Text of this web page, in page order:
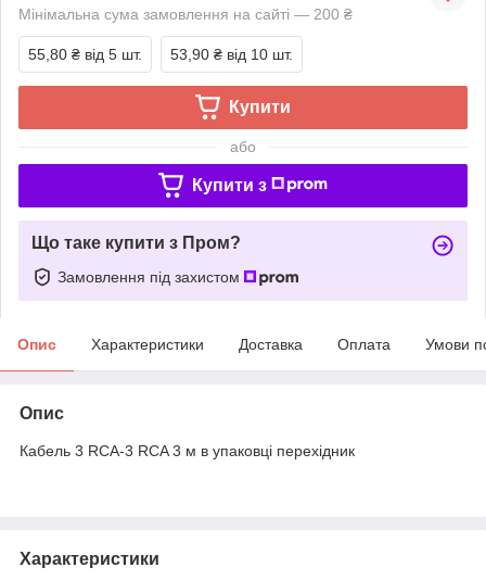
Мінімальна сума замовлення на сайті — 200 ₴
55,80 ₴ від 5 шт. 53,90 ₴ від 10 шт.
Купити
або
Купити з
Що таке купити з Пром?
Замовлення під захистом
Опис Характеристики Доставка Оплата Умови
Опис
Кабель 3 RCA-3 RCA 3 м в упаковці перехідник
Характеристики